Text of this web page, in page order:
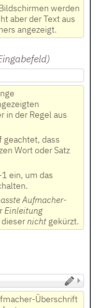
werden
aber der Text aus
angezeigt.
)
in der Regel aus
geachtet, dass
Wort oder Satz
ein, um das
Aufmacher-
Einleitung
nicht gekürzt.
Überschrift